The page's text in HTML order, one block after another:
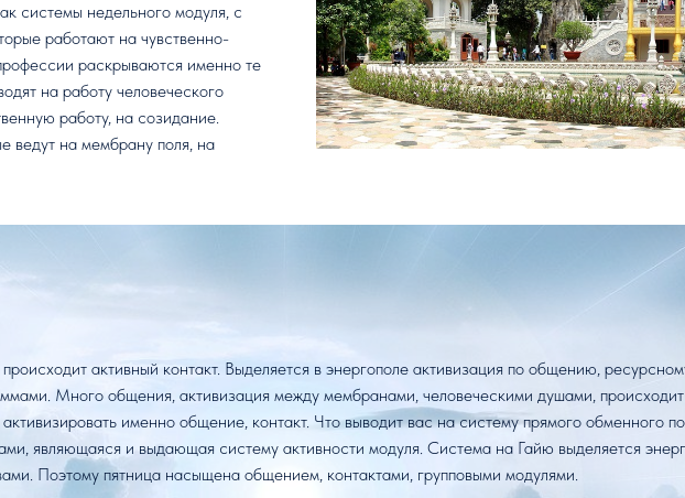
системы недельного модуля, с
работают на чувственно-
раскрываются именно те
на работу человеческого
работу, на созидание.
ведут на мембрану поля, на
активный контакт. Выделяется в энергополе активизация по общению,
Много общения, активизация между мембранами, человеческими душами, происходит
именно общение, контакт. Что выводит вас на систему прямого обменного
являющаяся и выдающая систему активности модуля. Система на Гайю выделяется
Поэтому пятница насыщена общением, контактами, групповыми модулями.